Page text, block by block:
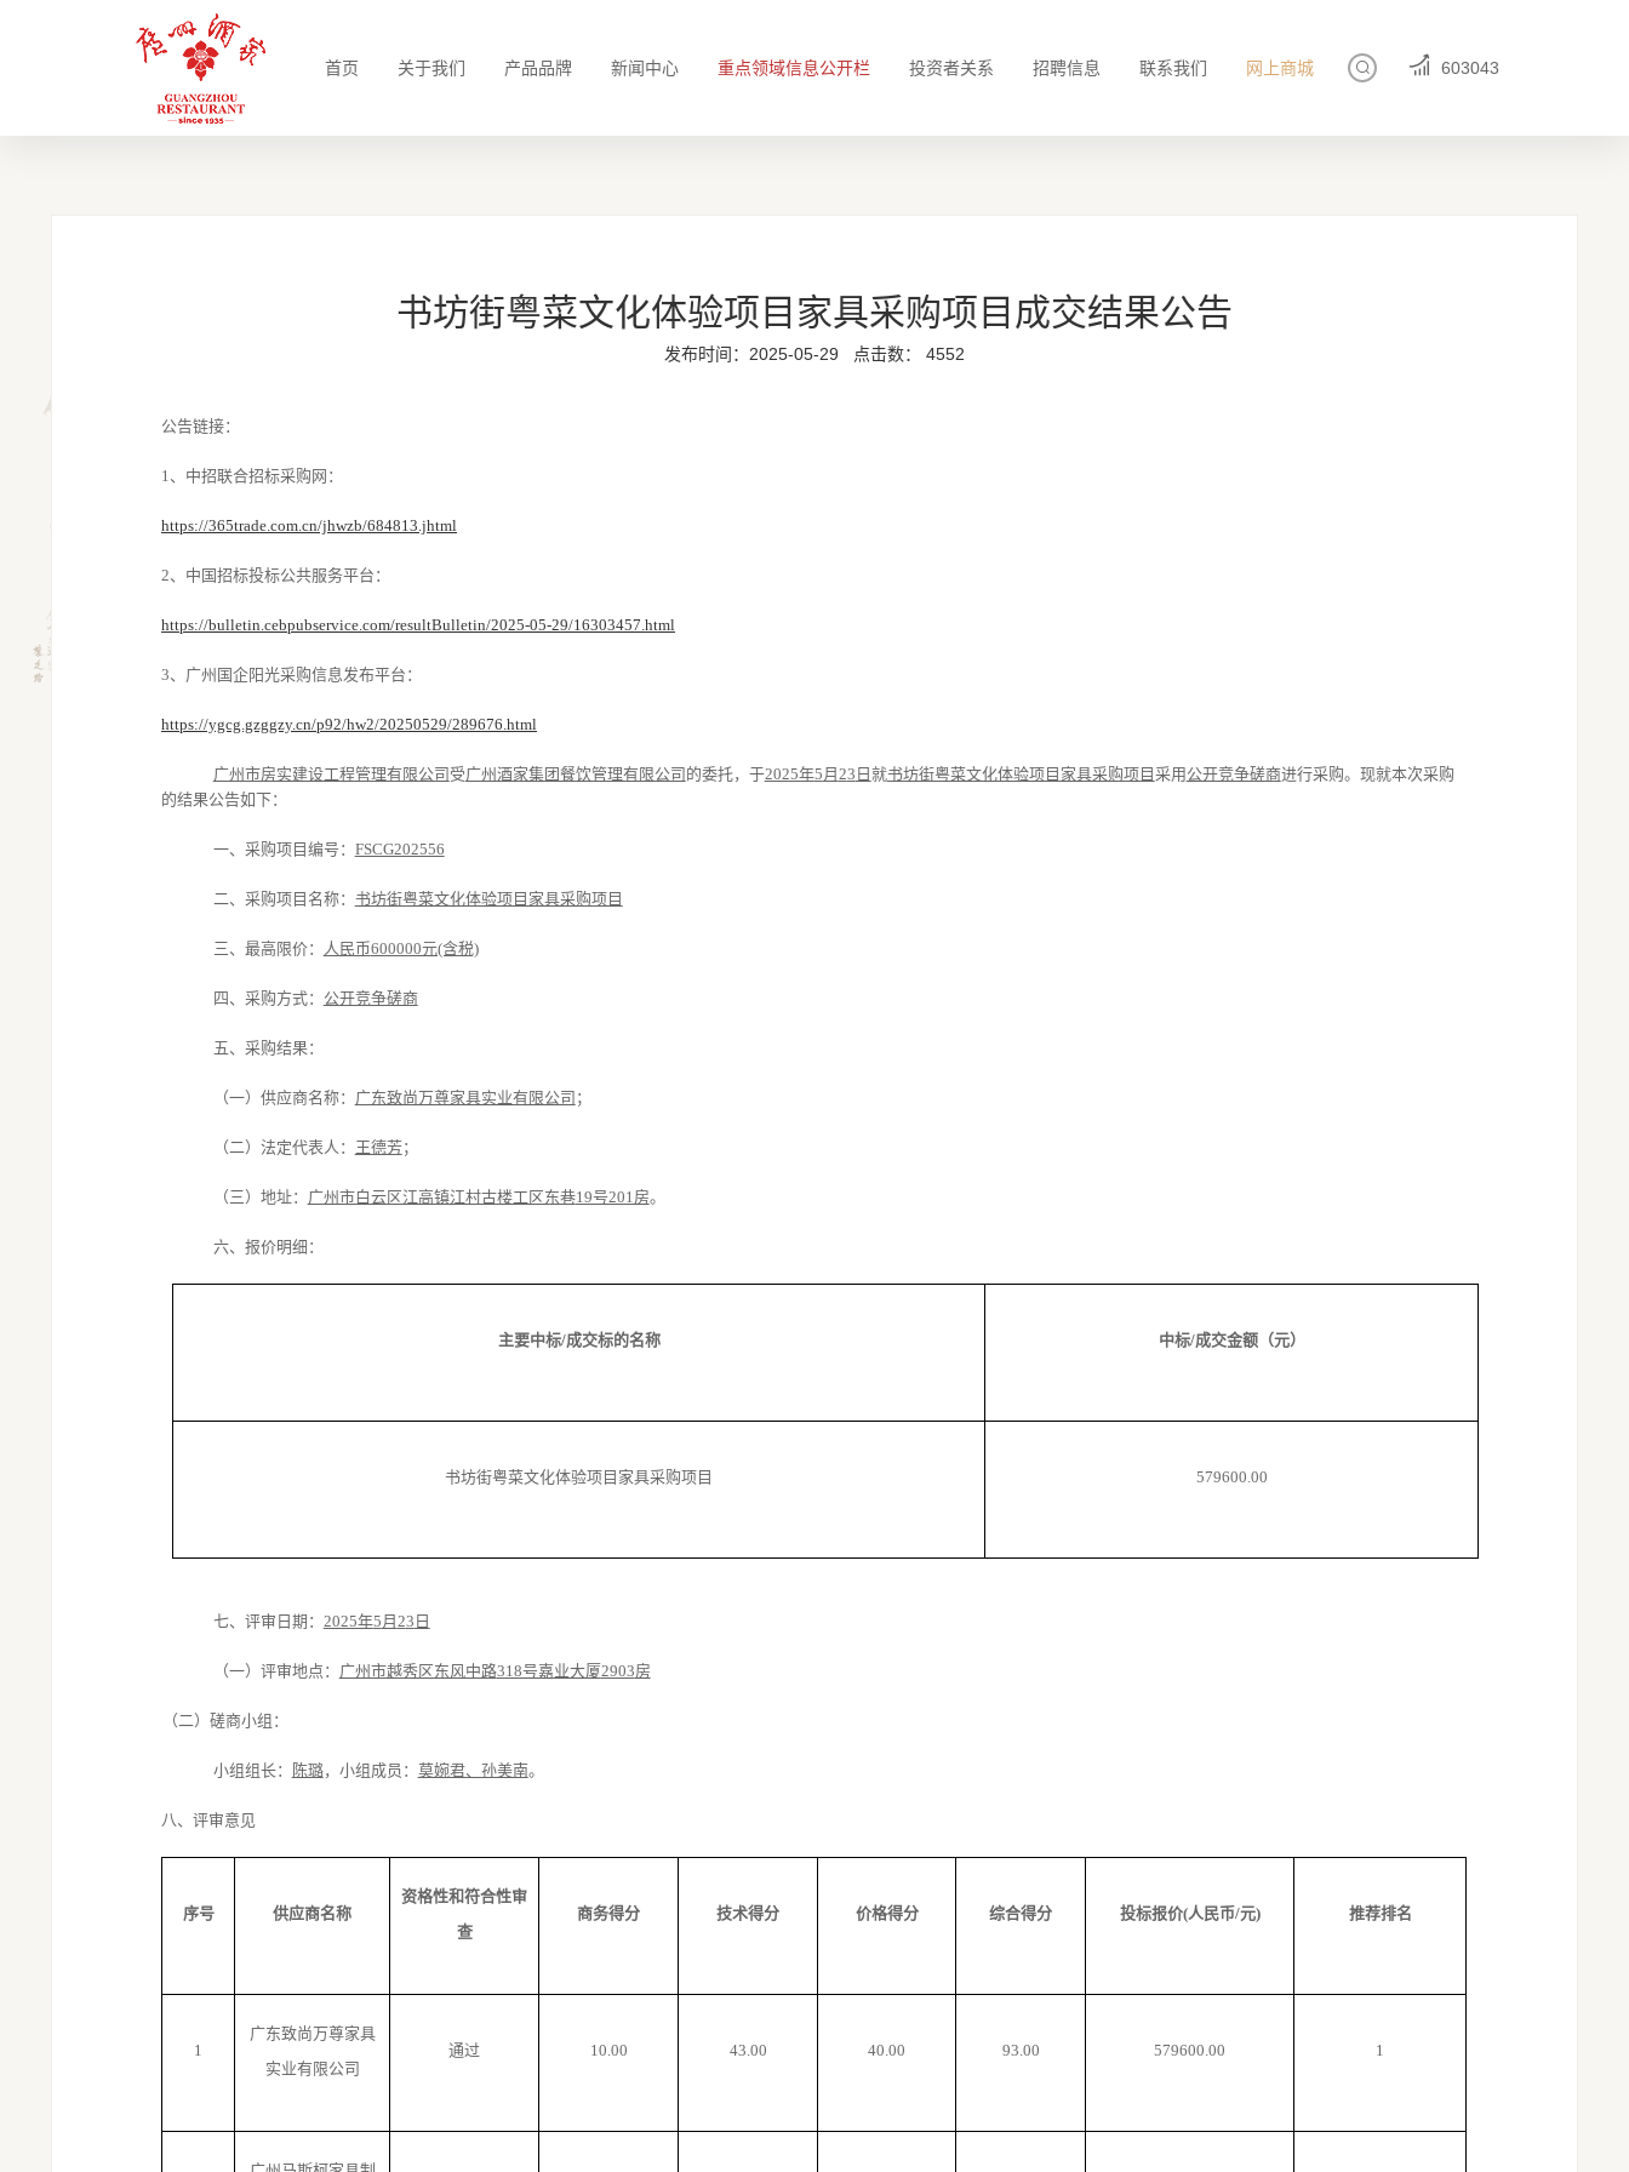
首页 关于我们 产品品牌 新闻中心 重点领域信息公开栏 投资者关系 招聘信息 联系我们 网上商城 603043
书坊街粤菜文化体验项目家具采购项目成交结果公告
发布时间：2025-05-29 点击数： 4552
公告链接：
1、中招联合招标采购网：
https://365trade.com.cn/jhwzb/684813.jhtml
2、中国招标投标公共服务平台：
https://bulletin.cebpubservice.com/resultBulletin/2025-05-29/16303457.html
3、广州国企阳光采购信息发布平台：
https://ygcg.gzggzy.cn/p92/hw2/20250529/289676.html
广州市房实建设工程管理有限公司 受广州酒家集团餐饮管理有限公司 的委托，于2025年5月 23 日 就书坊街粤菜文化体验项目家具采购项目 采用 公开竞争磋商进行采购。现就本次采购
的结果公告如下：
一、 采购项目编号： FSCG202556
二、采购项目名称： 书坊街粤菜文化体验项目家具采购项目
三、 最高限价： 人民币600000元(含税)
四、采购方式： 公开竞争磋商
五、 采购结果：
（一） 供应商名称： 广东致尚万尊家具实业有限公司 ；
（二）法定代表人： 王德芳；
（三）地址： 广州市白云区江高镇江村古楼工区东巷19号201房。
六、 报价明细：
主要中标/成交标的名称 中标/成交金额（元）
书坊街粤菜文化体验项目家具采购项目 579600.00
七、评审日期： 2025年5月 23 日
（一） 评审地点： 广州市越秀区东风中路318号嘉业大厦2903房
（二）磋商小组 ：
小组组长： 陈璐，小组成员： 莫婉君、孙美南。
八、 评审意见
序号 供应商名称
资格性和符合性审
查
商务得分 技术得分 价格得分 综合得分 投标报价(人民币/元) 推荐排名
1
广东致尚万尊家具
实业有限公司
通过 10.00 43.00 40.00 93.00 579600.00 1